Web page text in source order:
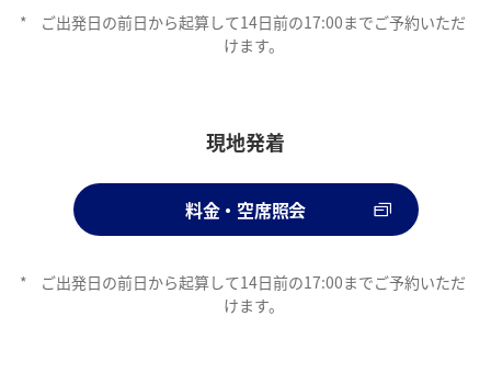
*
ご出発日の前日から起算して14日前の17:00までご予約いただ
けます。
現地発着
料金・空席照会
*
ご出発日の前日から起算して14日前の17:00までご予約いただ
けます。